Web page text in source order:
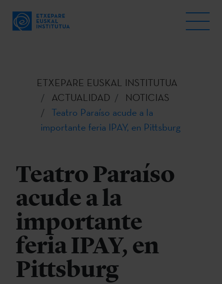
ETXEPARE EUSKAL INSTITUTUA
ACTUALIDAD
NOTICIAS
Teatro Paraíso acude a la
importante feria IPAY, en Pittsburg
Teatro Paraíso
acude a la
importante
feria IPAY, en
Pittsburg